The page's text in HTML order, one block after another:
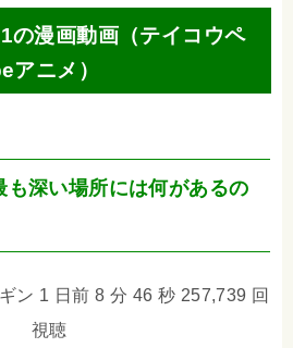
の漫画動画（テイコウペ
ニメ）
も深い場所には何があるの
ン 1 日前 8 分 46 秒 257,739 回
視聴